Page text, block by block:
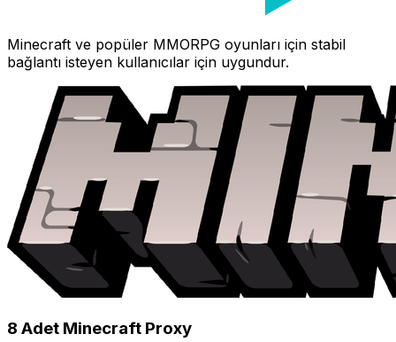
Minecraft ve popüler MMORPG oyunları için stabil
bağlantı isteyen kullanıcılar için uygundur.
8 Adet Minecraft Proxy